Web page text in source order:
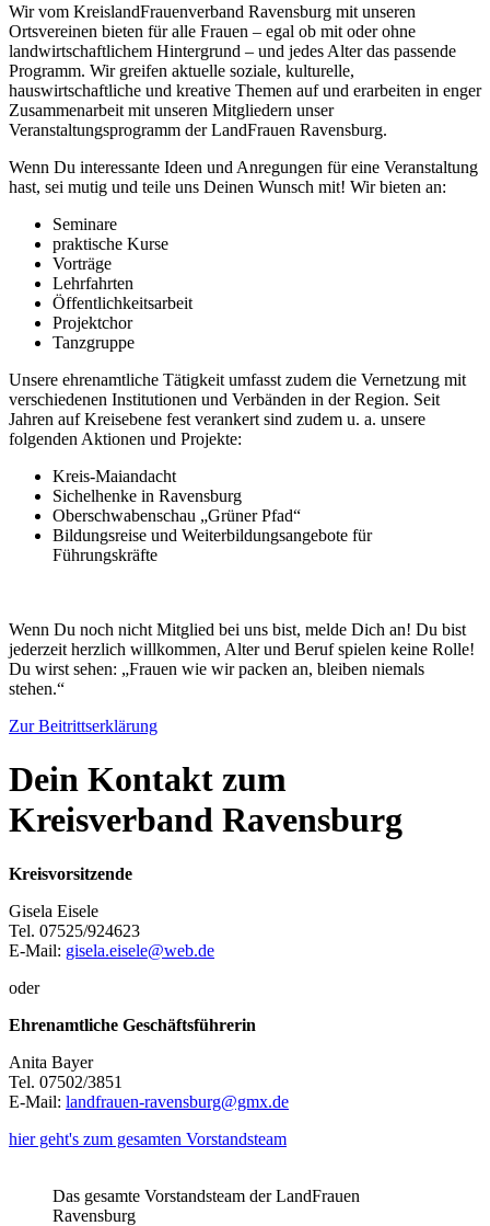
Wir vom KreislandFrauenverband Ravensburg mit unseren
Ortsvereinen bieten für alle Frauen – egal ob mit oder ohne
landwirtschaftlichem Hintergrund – und jedes Alter das passende
Programm. Wir greifen aktuelle soziale, kulturelle,
hauswirtschaftliche und kreative Themen auf und erarbeiten in enger
Zusammenarbeit mit unseren Mitgliedern unser
Veranstaltungsprogramm der LandFrauen Ravensburg.
Wenn Du interessante Ideen und Anregungen für eine Veranstaltung
hast, sei mutig und teile uns Deinen Wunsch mit! Wir bieten an:
Seminare
praktische Kurse
Vorträge
Lehrfahrten
Öffentlichkeitsarbeit
Projektchor
Tanzgruppe
Unsere ehrenamtliche Tätigkeit umfasst zudem die Vernetzung mit
verschiedenen Institutionen und Verbänden in der Region. Seit
Jahren auf Kreisebene fest verankert sind zudem u. a. unsere
folgenden Aktionen und Projekte:
Kreis-Maiandacht
Sichelhenke in Ravensburg
Oberschwabenschau „Grüner Pfad“
Bildungsreise und Weiterbildungsangebote für
Führungskräfte
Wenn Du noch nicht Mitglied bei uns bist, melde Dich an! Du bist
jederzeit herzlich willkommen, Alter und Beruf spielen keine Rolle!
Du wirst sehen: „Frauen wie wir packen an, bleiben niemals
stehen.“
Zur Beitrittserklärung
Dein Kontakt zum
Kreisverband Ravensburg
Kreisvorsitzende
Gisela Eisele
Tel. 07525/924623
E-Mail: gisela.eisele@web.de
oder
Ehrenamtliche Geschäftsführerin
Anita Bayer
Tel. 07502/3851
E-Mail: landfrauen-ravensburg@gmx.de
hier geht's zum gesamten Vorstandsteam
Das gesamte Vorstandsteam der LandFrauen
Ravensburg